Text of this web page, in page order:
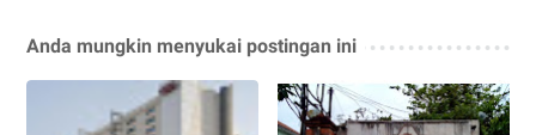
Anda mungkin menyukai postingan ini